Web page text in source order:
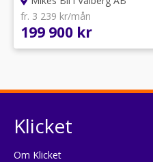
fr. 3 239 kr/mån
199 900 kr
Klicket
Om Klicket